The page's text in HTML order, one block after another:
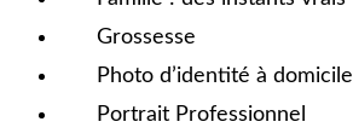
Grossesse
Photo d’identité à domicile
Portrait Professionnel